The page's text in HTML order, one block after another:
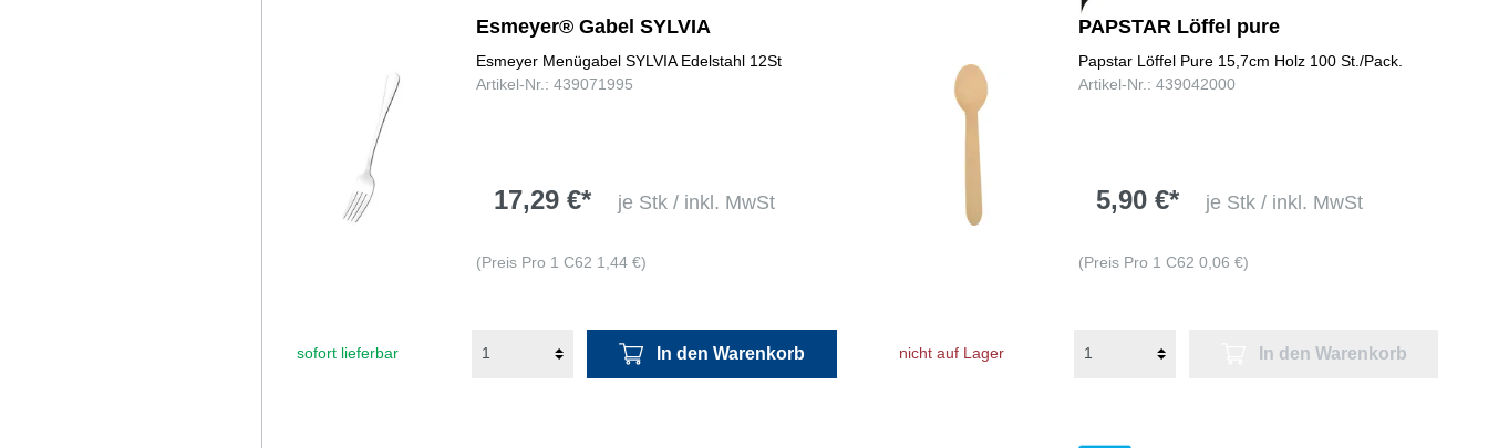
Esmeyer® Gabel SYLVIA
Esmeyer Menügabel SYLVIA Edelstahl 12St
Artikel-Nr.: 439071995
17,29 €* je Stk / inkl. MwSt
(Preis Pro 1 C62 1,44 €)
sofort lieferbar In den Warenkorb
PAPSTAR Löffel pure
Papstar Löffel Pure 15,7cm Holz 100 St./Pack.
Artikel-Nr.: 439042000
5,90 €* je Stk / inkl. MwSt
(Preis Pro 1 C62 0,06 €)
nicht auf Lager In den Warenkorb